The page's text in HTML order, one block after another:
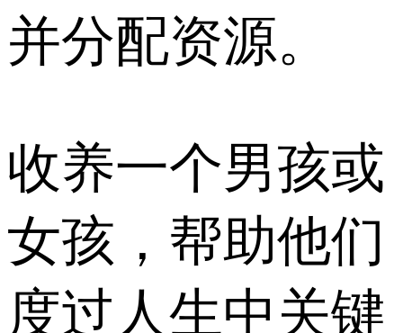
并分配资源。
收养一个男孩或
女孩，帮助他们
度过人生中关键